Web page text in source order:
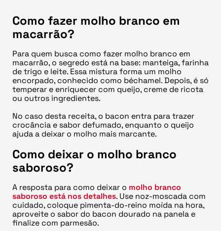
Como fazer molho branco em
macarrão?
Para quem busca como fazer molho branco em
macarrão, o segredo está na base: manteiga, farinha
de trigo e leite. Essa mistura forma um molho
encorpado, conhecido como béchamel. Depois, é só
temperar e enriquecer com queijo, creme de ricota
ou outros ingredientes.
No caso desta receita, o bacon entra para trazer
crocância e sabor defumado, enquanto o queijo
ajuda a deixar o molho mais marcante.
Como deixar o molho branco
saboroso?
A resposta para como deixar o molho branco
saboroso está nos detalhes. Use noz-moscada com
cuidado, coloque pimenta-do-reino moída na hora,
aproveite o sabor do bacon dourado na panela e
finalize com parmesão.